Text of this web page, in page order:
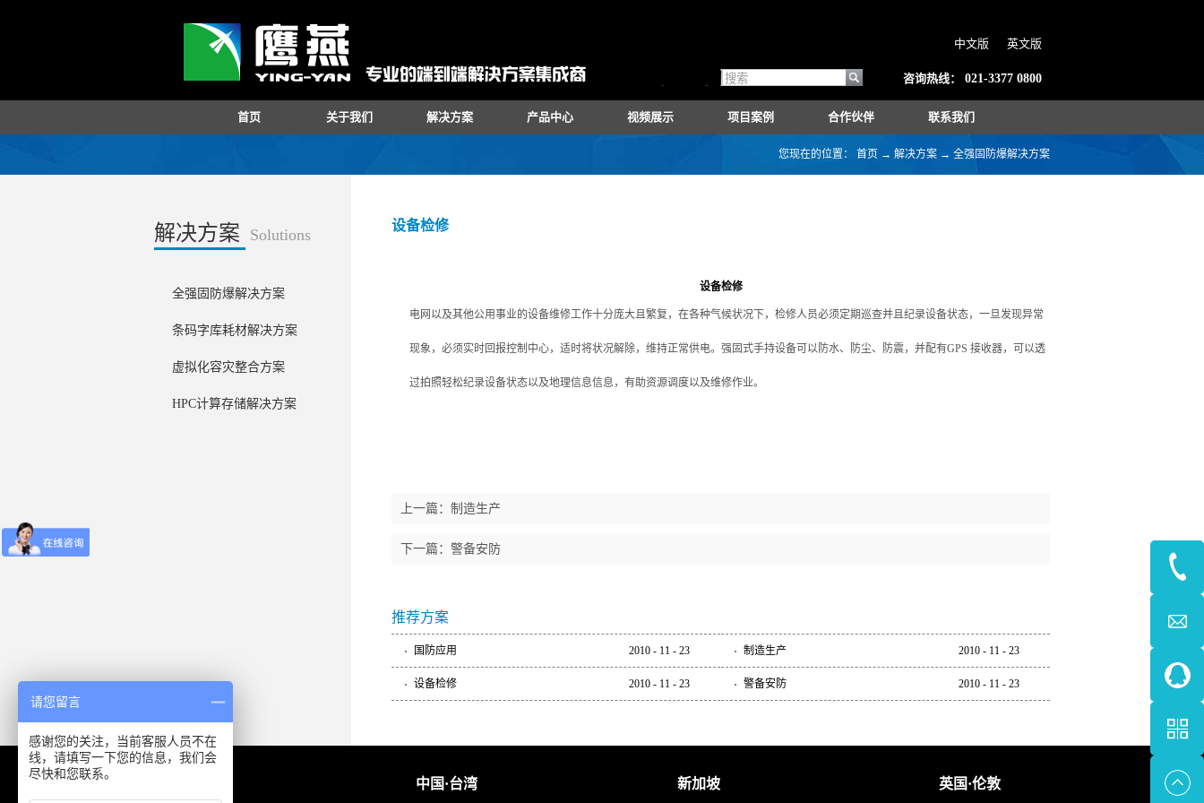
咨询热线： 021-3377 0800
中文版 英文版
首页 关于我们 解决方案 产品中心 视频展示 项目案例 合作伙伴 联系我们
解决方案 Solutions
全强固防爆解决方案
条码字库耗材解决方案
虚拟化容灾整合方案
HPC计算存储解决方案
您现在的位置： 首页 → 解决方案 → 全强固防爆解决方案
设备检修
设备检修
电网以及其他公用事业的设备维修工作十分庞大且繁复，在各种气候状况下，检修人员必须定期巡查并且纪录设备状态，一旦发现异常
现象，必须实时回报控制中心，适时将状况解除，维持正常供电。强固式手持设备可以防水、防尘、防震，并配有GPS 接收器，可以透
过拍照轻松纪录设备状态以及地理信息信息，有助资源调度以及维修作业。
上一篇： 制造生产
下一篇： 警备安防
推荐方案
国防应用 2010 - 11 - 23 制造生产 2010 - 11 - 23
设备检修 2010 - 11 - 23 警备安防 2010 - 11 - 23
中国·台湾 新加坡 英国·伦敦
请您留言
感谢您的关注，当前客服人员不在
线，请填写一下您的信息，我们会
尽快和您联系。